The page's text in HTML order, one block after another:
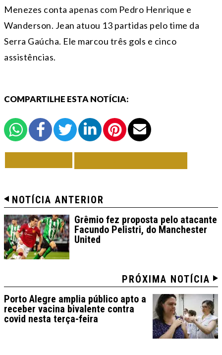
Menezes conta apenas com Pedro Henrique e
Wanderson. Jean atuou 13 partidas pelo time da
Serra Gaúcha. Ele marcou três gols e cinco
assistências.
COMPARTILHE ESTA NOTÍCIA:
NOTÍCIA ANTERIOR
Grêmio fez proposta pelo atacante
Facundo Pelistri, do Manchester
United
PRÓXIMA NOTÍCIA
Porto Alegre amplia público apto a
receber vacina bivalente contra
covid nesta terça-feira